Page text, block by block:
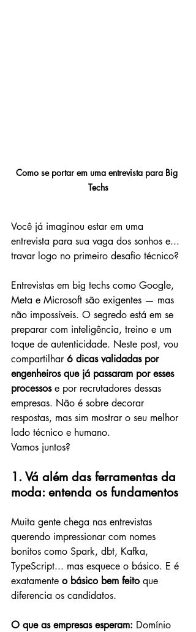
Como se portar em uma entrevista para Big
Techs
Você já imaginou estar em uma
entrevista para sua vaga dos sonhos e...
travar logo no primeiro desafio técnico?
Entrevistas em big techs como Google,
Meta e Microsoft são exigentes — mas
não impossíveis. O segredo está em se
preparar com inteligência, treino e um
toque de autenticidade. Neste post, vou
compartilhar 6 dicas validadas por
engenheiros que já passaram por esses
processos e por recrutadores dessas
empresas. Não é sobre decorar
respostas, mas sim mostrar o seu melhor
lado técnico e humano.
Vamos juntos?
1. Vá além das ferramentas da
moda: entenda os fundamentos
Muita gente chega nas entrevistas
querendo impressionar com nomes
bonitos como Spark, dbt, Kafka,
TypeScript... mas esquece o básico. E é
exatamente o básico bem feito que
diferencia os candidatos.
O que as empresas esperam: Domínio